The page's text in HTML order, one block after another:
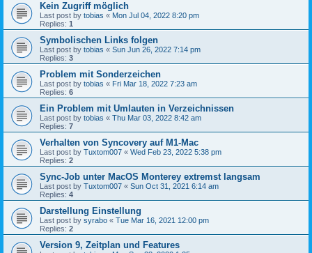
Kein Zugriff möglich
Last post by tobias « Mon Jul 04, 2022 8:20 pm
Replies: 1
Symbolischen Links folgen
Last post by tobias « Sun Jun 26, 2022 7:14 pm
Replies: 3
Problem mit Sonderzeichen
Last post by tobias « Fri Mar 18, 2022 7:23 am
Replies: 6
Ein Problem mit Umlauten in Verzeichnissen
Last post by tobias « Thu Mar 03, 2022 8:42 am
Replies: 7
Verhalten von Syncovery auf M1-Mac
Last post by Tuxtom007 « Wed Feb 23, 2022 5:38 pm
Replies: 2
Sync-Job unter MacOS Monterey extremst langsam
Last post by Tuxtom007 « Sun Oct 31, 2021 6:14 am
Replies: 4
Darstellung Einstellung
Last post by syrabo « Tue Mar 16, 2021 12:00 pm
Replies: 2
Version 9, Zeitplan und Features